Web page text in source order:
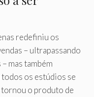
redefiniu os
– ultrapassando
mas também
os estúdios se
tornou o produto de